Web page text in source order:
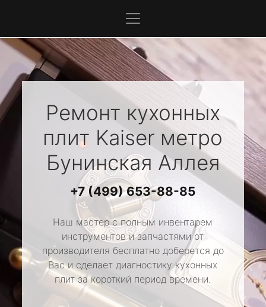
Ремонт кухонных
плит Kaiser метро
Бунинская Аллея
+7 (499) 653-88-85
Наш мастер с полным инвентарем
инструментов и запчастями от
производителя бесплатно доберется до
Вас и сделает диагностику кухонных
плит за короткий период времени.